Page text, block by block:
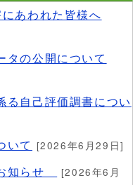
あわれた皆様へ
タの公開について
る自己評価調書につい
いて [2026年6月29日]
知らせ [2026年6月